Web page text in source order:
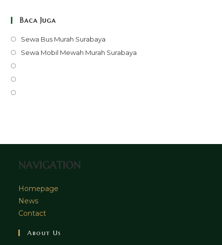
Baca Juga
Sewa Bus Murah Surabaya
in
Sewa Mobil Mewah Murah Surabaya
tab
NAVIGATION
Homepage
News
Contact
About Us